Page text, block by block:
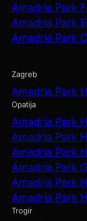
Amadria Park
Amadria Park
Amadria Park
Zagreb
Amadria Park
Opatija
Amadria Park
Amadria Park
Amadria Park
Amadria Park
Amadria Park
Amadria Park
Trogir